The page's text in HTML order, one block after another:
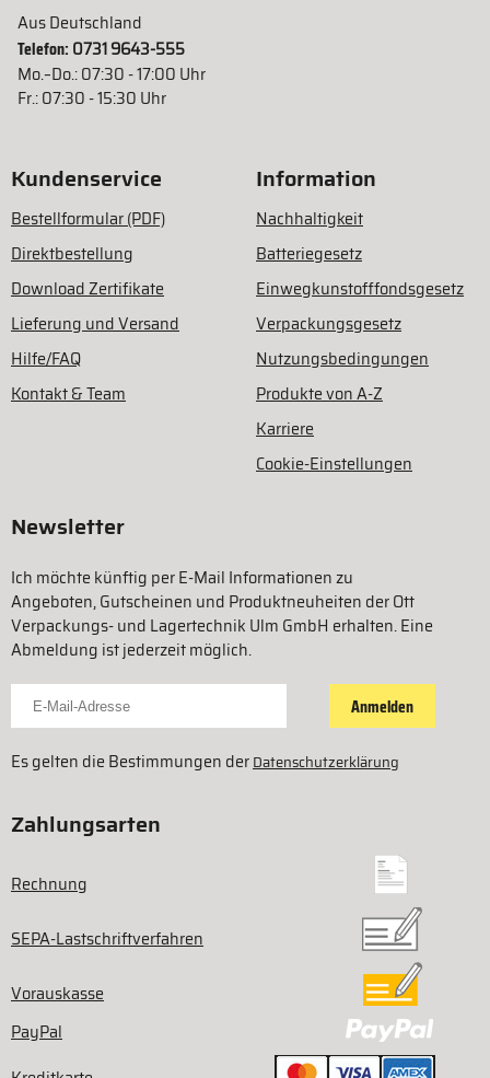
Aus Deutschland
Telefon: 0731 9643-555
Mo.–Do.: 07:30 - 17:00 Uhr
Fr.: 07:30 - 15:30 Uhr
Kundenservice
Bestellformular (PDF)
Direktbestellung
Download Zertifikate
Lieferung und Versand
Hilfe/FAQ
Kontakt & Team
Information
Nachhaltigkeit
Batteriegesetz
Einwegkunstofffondsgesetz
Verpackungsgesetz
Nutzungsbedingungen
Produkte von A-Z
Karriere
Cookie-Einstellungen
Newsletter
Ich möchte künftig per E-Mail Informationen zu
Angeboten, Gutscheinen und Produktneuheiten der Ott
Verpackungs- und Lagertechnik Ulm GmbH erhalten. Eine
Abmeldung ist jederzeit möglich.
Für Newsletter anmelden
Anmelden
Es gelten die Bestimmungen derDatenschutzerklärung
Zahlungsarten
Rechnung
SEPA-Lastschriftverfahren
Vorauskasse
PayPal